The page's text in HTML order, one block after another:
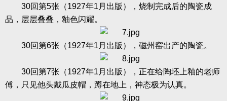
30回第5张（1927年1 月出版），烧制完成后的陶瓷成
品，层层叠叠，釉色闪耀。
30回第6张（1927年1 月出版），磁州窑出产的陶瓷。
30回第7张（1927年1 月出版），正在给陶坯上釉的老师
傅，只见他头戴瓜皮帽，蹲在地上，神态极为认真。